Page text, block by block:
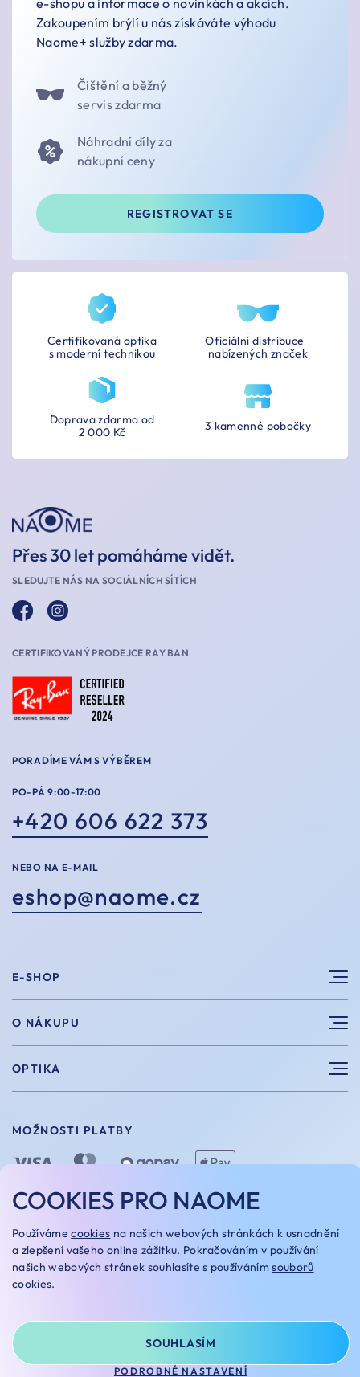
e-shopu a informace o novinkách a akcích.
Zakoupením brýlí u nás získáváte výhodu
Naome+ služby zdarma.
Čištění a běžný
servis zdarma
Náhradní díly za
nákupní ceny
REGISTROVAT SE
Certifikovaná optika
s moderní technikou
Oficiální distribuce
nabízených značek
3 kamenné pobočky
Doprava zdarma od
2 000 Kč
Přes 30 let pomáháme vidět.
SLEDUJTE NÁS NA SOCIÁLNÍCH SÍTÍCH
CERTIFIKOVANÝ PRODEJCE RAY BAN
PORADÍME VÁM S VÝBĚREM
PO-PÁ 9:00-17:00
+420 606 622 373
NEBO NA E-MAIL
eshop@naome.cz
E-SHOP
Sluneční brýle
Sportovní brýle
Vintage brýle
Doplňky
Dárkové poukazy
O NÁKUPU
Výhody nákupu u nás
Velikosti
Vrácení a výměna
Doprava a platba
Naome+
OPTIKA
O nás
Naše optiky
Kariera
Oakley Custom
MOŽNOSTI PLATBY
MOŽNOSTI DOPRAVY
© NAOME 2025
NASTAVENÍ COOKIES GDPR
NA TOMTO WEBU STRAŠÍ
COOKIES PRO NAOME
Používámecookies na našich webových stránkách k usnadnění
a zlepšení vašeho online zážitku. Pokračováním v používání
našich webových stránek souhlasíte s používánímsouborů
cookies.
PODROBNÉ NASTAVENÍ
SOUHLASÍM